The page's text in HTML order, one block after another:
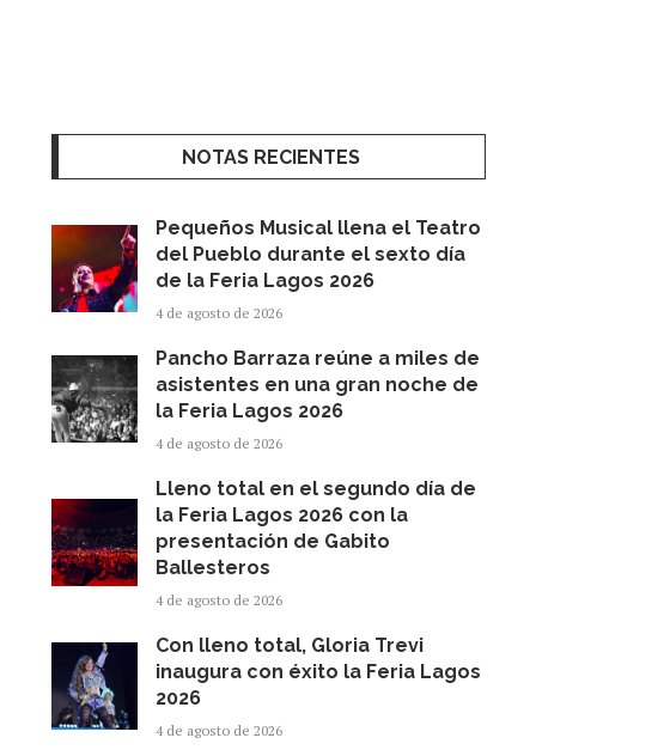
NOTAS RECIENTES
Pequeños Musical llena el Teatro
del Pueblo durante el sexto día
de la Feria Lagos 2026
4 de agosto de 2026
Pancho Barraza reúne a miles de
asistentes en una gran noche de
la Feria Lagos 2026
4 de agosto de 2026
Lleno total en el segundo día de
la Feria Lagos 2026 con la
presentación de Gabito
Ballesteros
4 de agosto de 2026
Con lleno total, Gloria Trevi
inaugura con éxito la Feria Lagos
2026
4 de agosto de 2026